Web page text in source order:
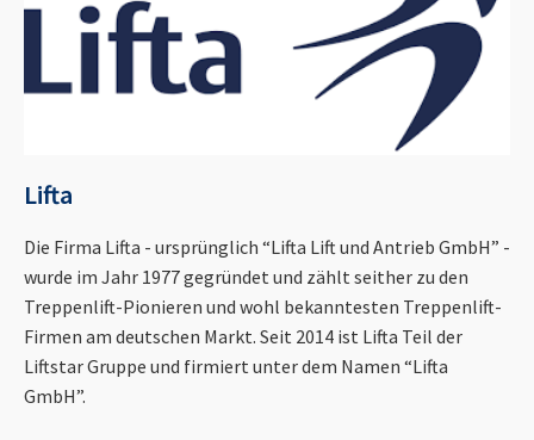
Lifta
Die Firma Lifta - ursprünglich “Lifta Lift und Antrieb GmbH” -
wurde im Jahr 1977 gegründet und zählt seither zu den
Treppenlift-Pionieren und wohl bekanntesten Treppenlift-
Firmen am deutschen Markt. Seit 2014 ist Lifta Teil der
Liftstar Gruppe und firmiert unter dem Namen “Lifta
GmbH”.